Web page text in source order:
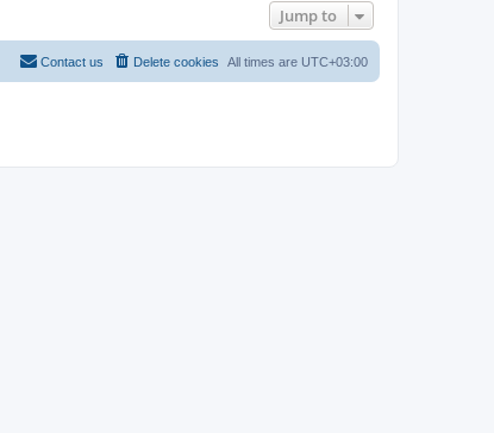
Jump to
All times are UTC+03:00
Delete cookies
Contact us